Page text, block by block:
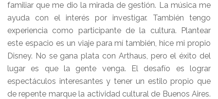
familiar que me dio la mirada de gestión. La música me
ayuda con el interés por investigar. También tengo
experiencia como participante de la cultura. Plantear
este espacio es un viaje para mí también, hice mi propio
Disney. No se gana plata con Arthaus, pero el éxito del
lugar es que la gente venga. El desafío es lograr
espectáculos interesantes y tener un estilo propio que
de repente marque la actividad cultural de Buenos Aires.